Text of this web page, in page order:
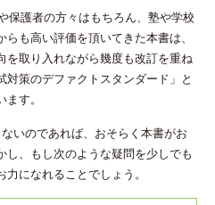
保護者の方々はもちろん、塾や学校
も高い評価を頂いてきた本書は、
を取り入れながら幾度も改訂を重ね
策のデファクトスタンダード」と
す。
いのであれば、おそらく本書がお
し、もし次のような疑問を少しでも
になれることでしょう。